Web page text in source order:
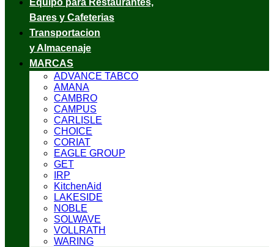
Equipo para Restaurantes,
Bares y Cafeterias
Transportacion
y Almacenaje
MARCAS
ADVANCE TABCO
AMANA
CAMBRO
CAMPUS
CARLISLE
CHOICE
CORIAT
EAGLE GROUP
GET
IRP
KitchenAid
LAKESIDE
NOBLE
SOLWAVE
VOLLRATH
WARING